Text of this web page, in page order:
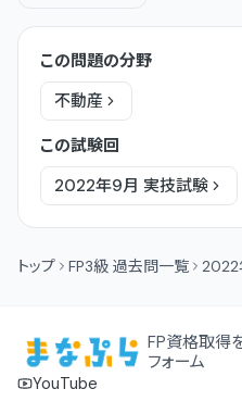
この問題の分野
不動産
この試験回
2022年9月 実技試験
トップ FP3級 過去問一覧 2022
FP資格取得
フォーム
YouTube